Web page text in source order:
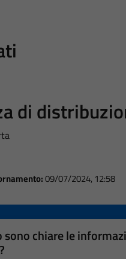
di
09/07/2024, 12:58
sono chiare le